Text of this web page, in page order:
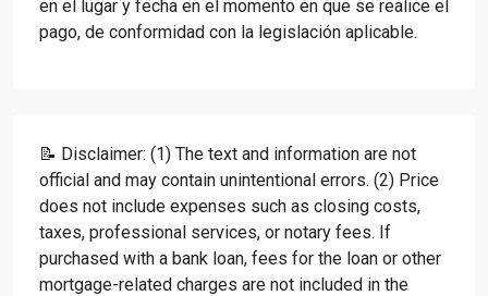
en el lugar y fecha en el momento en que se realice el
pago, de conformidad con la legislación aplicable.
📝 Disclaimer: (1) The text and information are not
official and may contain unintentional errors. (2) Price
does not include expenses such as closing costs,
taxes, professional services, or notary fees. If
purchased with a bank loan, fees for the loan or other
mortgage-related charges are not included in the